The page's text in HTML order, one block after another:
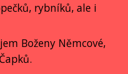
rybníků, ale i
Boženy Němcové,